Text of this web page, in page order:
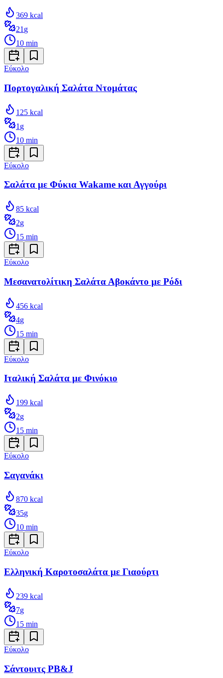
369 kcal
21 g
10 min
Εύκολο
Πορτογαλική Σαλάτα Ντομάτας
125 kcal
1 g
10 min
Εύκολο
Σαλάτα με Φύκια Wakame και Αγγούρι
85 kcal
2g
15 min
Εύκολο
Μεσανατολίτικη Σαλάτα Αβοκάντο με Ρόδι
456 kcal
4g
15 min
Εύκολο
Ιταλική Σαλάτα με Φινόκιο
199 kcal
2g
15 min
Εύκολο
Σαγανάκι
870 kcal
35g
10 min
Εύκολο
Ελληνική Καροτοσαλάτα με Γιαούρτι
239 kcal
7g
15 min
Εύκολο
Σάντουιτς PB&J